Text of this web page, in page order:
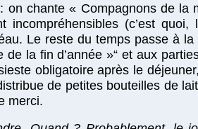
on chante « Compagnons de
incompréhensibles (c’est
Le reste du temps passe à
de la fin d’année »“ et aux
obligatoire après le
de petites bouteilles de
merci.